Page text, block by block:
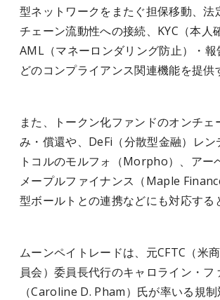
型ネットワークをまたぐ担保移動、法
チェーン流動性への接続、KYC（本人
AML（マネーロンダリング防止）・報
どのコンプライアンス関連機能を提供
また、トークン化ファンドのオンチェ
み・償還や、DeFi（分散型金融）レン
トコルのモルフォ（Morpho）、アー
メープルファイナンス（Maple
型ボールトとの連携などにも対応する
ムーンペイトレードは、元CFTC（米
員会）委員長代行のキャロライン・フ
（Caroline D. Pham）氏が率いる規